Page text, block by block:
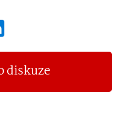
diskuze